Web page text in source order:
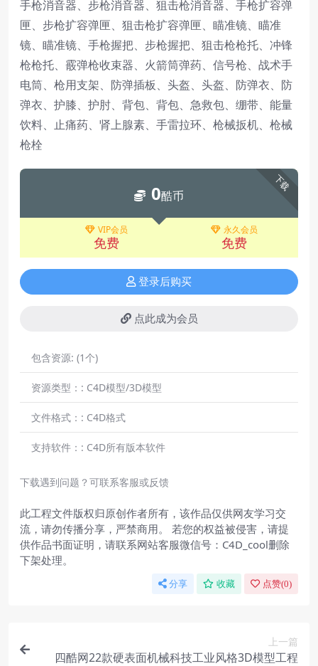
手枪消音器、步枪消音器、狙击枪消音器、手枪扩容弹
匣、步枪扩容弹匣、狙击枪扩容弹匣、瞄准镜、瞄准
镜、瞄准镜、手枪握把、步枪握把、狙击枪枪托、冲锋
枪枪托、霰弹枪收束器、火箭筒弹药、信号枪、战术手
电筒、枪用支架、防弹插板、头盔、头盔、防弹衣、防
弹衣、护膝、护肘、背包、背包、急救包、绷带、能量
饮料、止痛药、肾上腺素、手雷拉环、枪械扳机、枪械
枪栓
下载
0酷币
VIP会员
免费
永久会员
免费
登录后购买
点此成为会员
包含资源: (1个)
资源类型：: C4D模型/3D模型
文件格式：: C4D格式
支持软件：: C4D所有版本软件
下载遇到问题？可联系客服或反馈
此工程文件版权归原创作者所有，该作品仅供网友学习交
流，请勿传播分享，严禁商用。 若您的权益被侵害，请提
供作品书面证明，请联系网站客服微信号：C4D_cool删除
下架处理。
分享 收藏 点赞(0)
上一篇
四酷网22款硬表面机械科技工业风格3D模型工程